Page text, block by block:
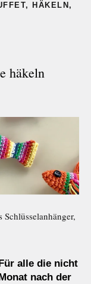
, HÄKELN ,
häkeln
alle die nicht
nach der